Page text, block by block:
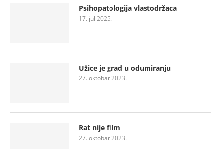
Psihopatologija vlastodržaca
17. jul 2025.
Užice je grad u odumiranju
27. oktobar 2023.
Rat nije film
27. oktobar 2023.